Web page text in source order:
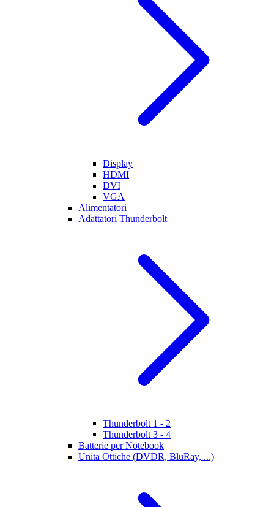
Display
HDMI
DVI
VGA
Alimentatori
Adattatori Thunderbolt
Thunderbolt 1 - 2
Thunderbolt 3 - 4
Batterie per Notebook
Unita Ottiche (DVDR, BluRay, ...)